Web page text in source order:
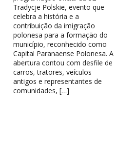
Tradycje Polskie, evento que
celebra a história e a
contribuição da imigração
polonesa para a formação do
município, reconhecido como
Capital Paranaense Polonesa. A
abertura contou com desfile de
carros, tratores, veículos
antigos e representantes de
comunidades, […]